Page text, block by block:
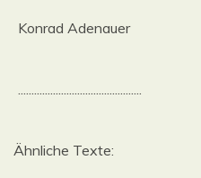
Konrad Adenauer
..............................................
Ähnliche Texte: